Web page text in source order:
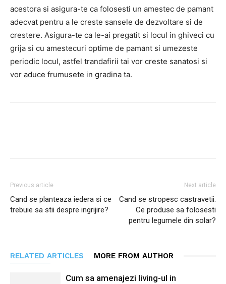
acestora si asigura-te ca folosesti un amestec de pamant
adecvat pentru a le creste sansele de dezvoltare si de
crestere. Asigura-te ca le-ai pregatit si locul in ghiveci cu
grija si cu amestecuri optime de pamant si umezeste
periodic locul, astfel trandafirii tai vor creste sanatosi si
vor aduce frumusete in gradina ta.
Previous article
Cand se planteaza iedera si ce
trebuie sa stii despre ingrijire?
Next article
Cand se stropesc castravetii.
Ce produse sa folosesti
pentru legumele din solar?
RELATED ARTICLES MORE FROM AUTHOR
Cum sa amenajezi living-ul in